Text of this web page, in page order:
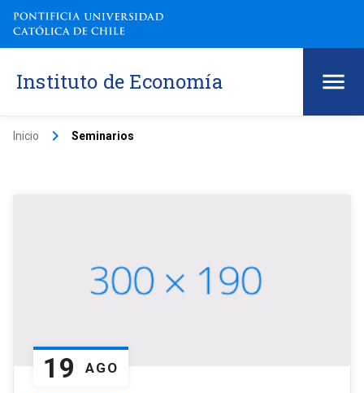
Instituto de Economía
Inicio keyboard_arrow_right Seminarios
19 AGO